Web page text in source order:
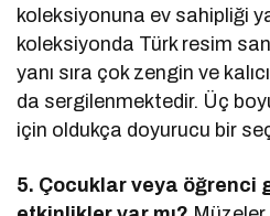
koleksiyonuna ev sahipliği
koleksiyonda Türk resim
yanı sıra çok zengin ve
da sergilenmektedir. Üç
için oldukça doyurucu bir
5. Çocuklar veya öğrenci